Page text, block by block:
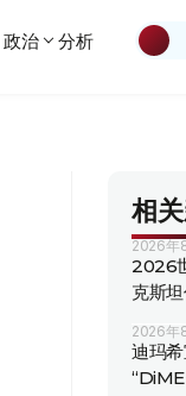
政治 分析
相
2026年
2026
克斯
2026年
迪玛